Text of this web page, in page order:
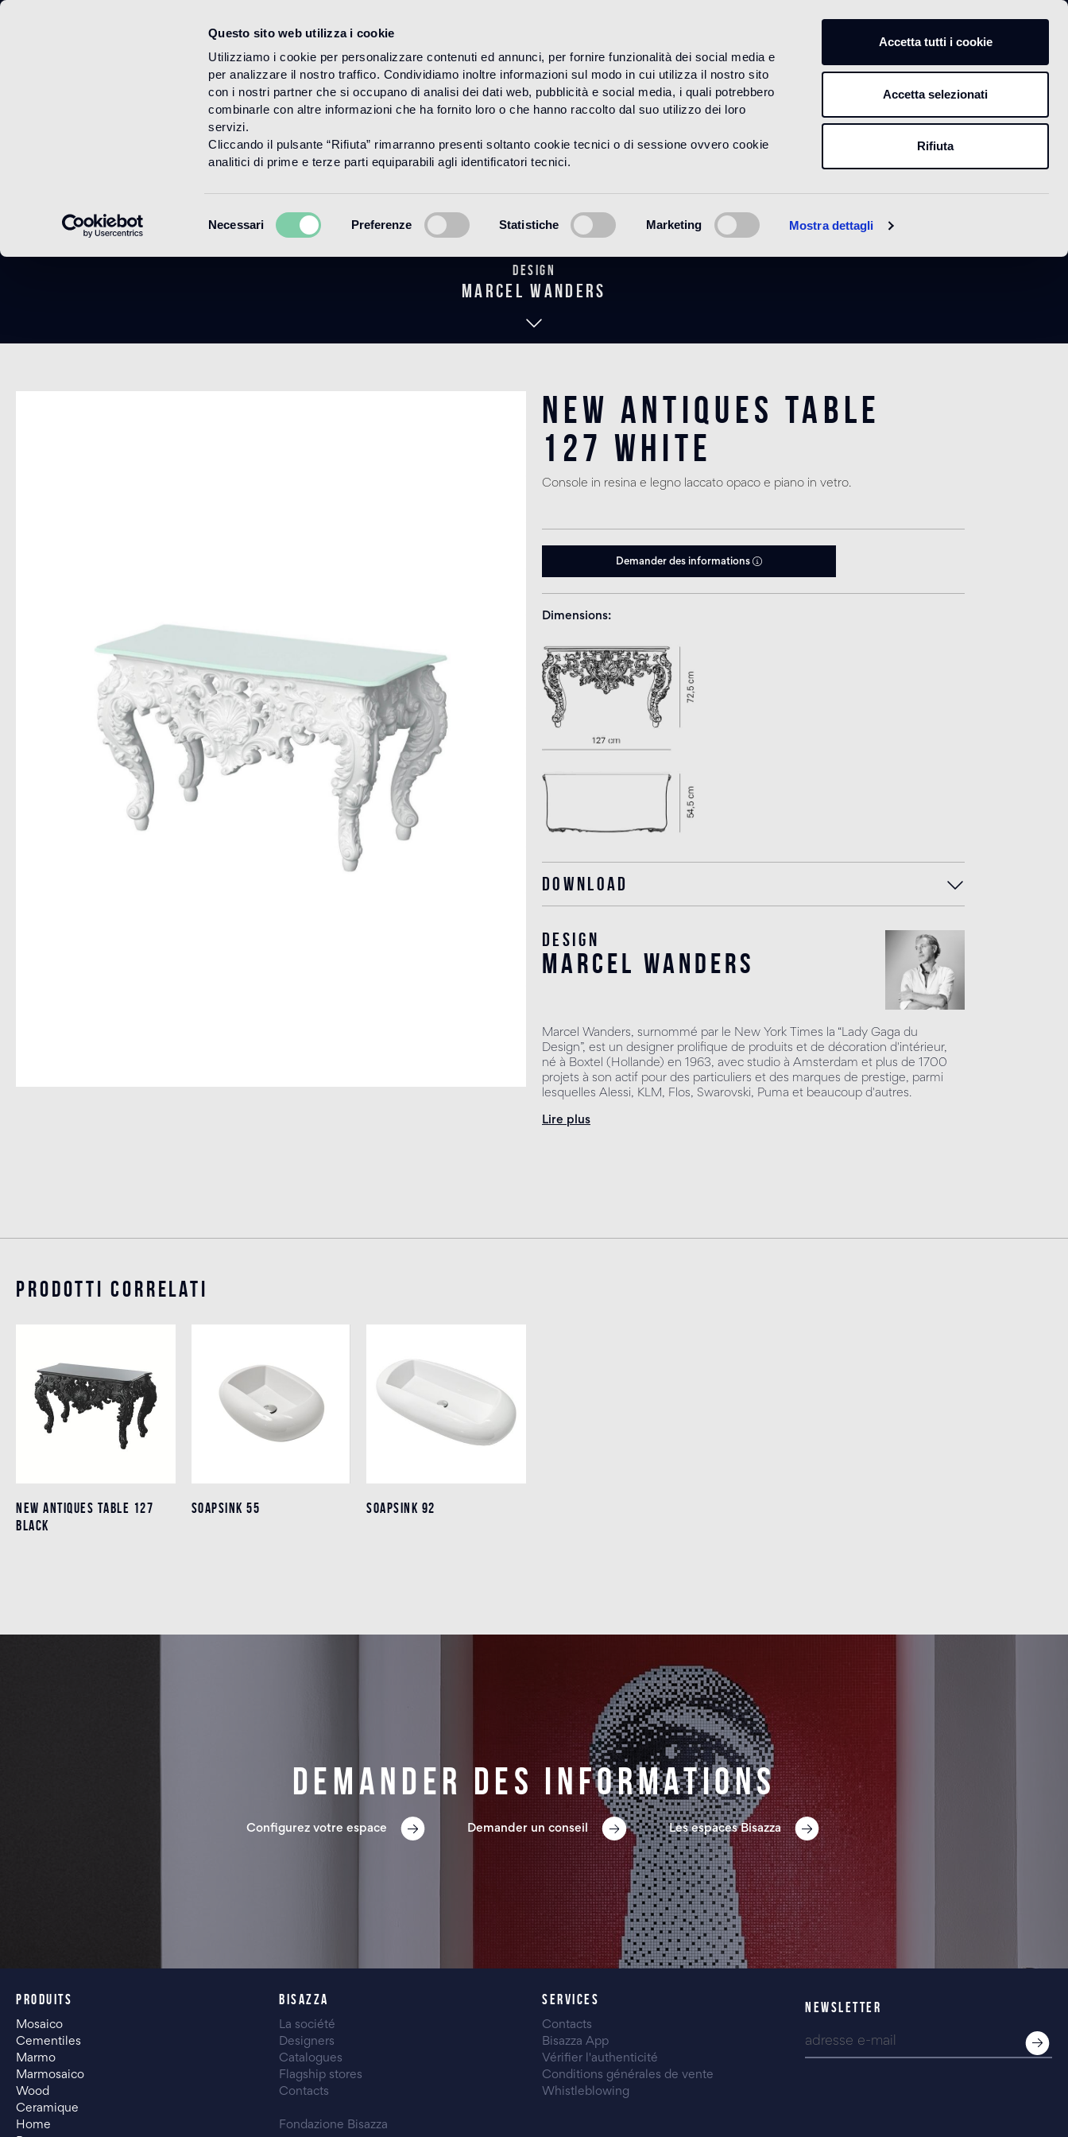
Questo sito web utilizza i cookie
Utilizziamo i cookie per personalizzare contenuti ed annunci, per fornire funzionalità dei social media e
per analizzare il nostro traffico. Condividiamo inoltre informazioni sul modo in cui utilizza il nostro sito
con i nostri partner che si occupano di analisi dei dati web, pubblicità e social media, i quali potrebbero
combinarle con altre informazioni che ha fornito loro o che hanno raccolto dal suo utilizzo dei loro
servizi.
Cliccando il pulsante “Rifiuta” rimarranno presenti soltanto cookie tecnici o di sessione ovvero cookie
analitici di prime e terze parti equiparabili agli identificatori tecnici.
del
Necessari Preferenze Statistiche Marketing Mostra dettagli
Accetta tutti i cookie
Accetta selezionati
Rifiuta
HOME PRODUITS BAGNO THE WANDERS COLLECTION
New Antiques Table 127 White
Design
marcel wanders
New Antiques Table
127 White
Console in resina e legno laccato opaco e piano in vetro.
Demander des informations
Dimensions
Download
Design
marcel wanders
Marcel Wanders, surnommé par le New York Times la “Lady Gaga du
Design”, est un designer prolifique de produits et de décoration d'intérieur,
né à Boxtel (Hollande) en 1963, avec studio à Amsterdam et plus de 1700
projets à son actif pour des particuliers et des marques de prestige, parmi
lesquelles Alessi, KLM, Flos, Swarovski, Puma et beaucoup d'autres.
Lire plus
Prodotti Correlati
NEW ANTIQUES TABLE 127
BLACK
NEW ANTIQUES TABLE 127
BLACK
SOAPSINK 55
SOAPSINK 55 SOAPSINK 92
SOAPSINK 92
Demander des informations
Configurez votre espace Demander un conseil Les espaces Bisazza
PRODUITS
Mosaico
Cementiles
Marmo
Marmosaico
Wood
Ceramique
Home
BISAZZA
La société
Designers
Catalogues
Flagship stores
Contacts
Fondazione Bisazza
SERVICES
Contacts
Bisazza App
Vérifier l'authenticité
Conditions générales de vente
Whistleblowing
NEWSLETTER